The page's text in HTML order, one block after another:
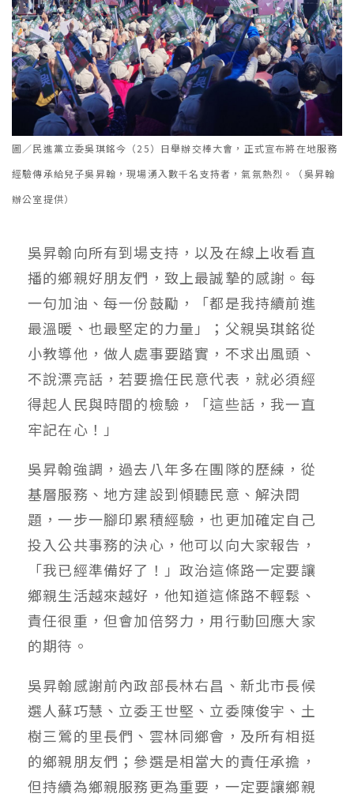
圖／民進黨立委吳琪銘今（25）日舉辦交棒大會，正式宣布將在地服務
經驗傳承給兒子吳昇翰，現場湧入數千名支持者，氣氛熱烈。（吳昇翰
辦公室提供）
吳昇翰向所有到場支持，以及在線上收看直
播的鄉親好朋友們，致上最誠摯的感謝。每
一句加油、每一份鼓勵，「都是我持續前進
最溫暖、也最堅定的力量」；父親吳琪銘從
小教導他，做人處事要踏實，不求出風頭、
不說漂亮話，若要擔任民意代表，就必須經
得起人民與時間的檢驗，「這些話，我一直
牢記在心！」
吳昇翰強調，過去八年多在團隊的歷練，從
基層服務、地方建設到傾聽民意、解決問
題，一步一腳印累積經驗，也更加確定自己
投入公共事務的決心，他可以向大家報告，
「我已經準備好了！」政治這條路一定要讓
鄉親生活越來越好，他知道這條路不輕鬆、
責任很重，但會加倍努力，用行動回應大家
的期待。
吳昇翰感謝前內政部長林右昌、新北市長候
選人蘇巧慧、立委王世堅、立委陳俊宇、土
樹三鶯的里長們、雲林同鄉會，及所有相挺
的鄉親朋友們；參選是相當大的責任承擔，
但持續為鄉親服務更為重要，一定要讓鄉親